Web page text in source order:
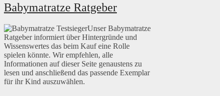
Babymatratze Ratgeber
Unser Babymatratze
Ratgeber informiert über Hintergründe und
Wissenswertes das beim Kauf eine Rolle
spielen könnte. Wir empfehlen, alle
Informationen auf dieser Seite genaustens zu
lesen und anschließend das passende Exemplar
für ihr Kind auszuwählen.